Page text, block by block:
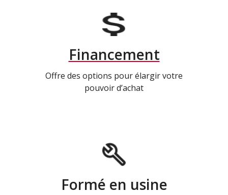
Financement
Offre des options pour élargir votre
pouvoir d’achat
Formé en usine